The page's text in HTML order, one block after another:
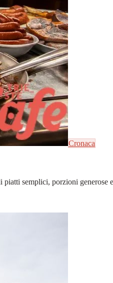
Cronaca
semplici, porzioni generose